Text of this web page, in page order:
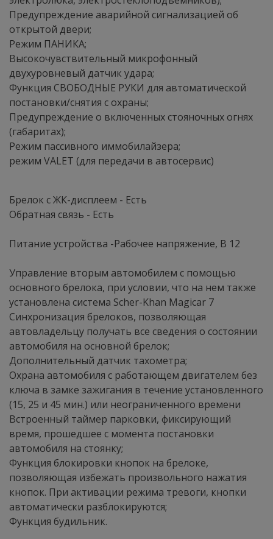
Предупреждение аварийной сигнализацией об
открытой двери;
Режим ПАНИКА;
Высокочувствительный микрофонный
двухуровневый датчик удара;
Функция СВОБОДНЫЕ РУКИ для автоматической
постановки/снятия с охраны;
Предупреждение о включенных стояночных огнях
(габаритах);
Режим пассивного иммобилайзера;
режим VALET (для передачи в автосервис)
Брелок с ЖК-дисплеем - Есть
Обратная связь - Есть
Питание устройства -Рабочее напряжение, В 12
Управление вторым автомобилем с помощью
основного брелока, при условии, что на нем также
установлена система Scher-Khan Magicar 7
Синхронизация брелоков, позволяющая
автовладельцу получать все сведения о состоянии
автомобиля на основной брелок;
Дополнительный датчик тахометра;
Охрана автомобиля с работающем двигателем без
ключа в замке зажигания в течение установленного
(15, 25 и 45 мин.) или неограниченного времени
Встроенный таймер парковки, фиксирующий
время, прошедшее с момента постановки
автомобиля на стоянку;
Функция блокировки кнопок на брелоке,
позволяющая избежать произвольного нажатия
кнопок. При активации режима тревоги, кнопки
автоматически разблокируются;
Функция будильник.